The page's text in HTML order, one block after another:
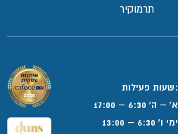
תרמוקיר
:שעות פעילות
א' – ה' 6:30 – 17:00
ימי ו' 6:30 – 13:00